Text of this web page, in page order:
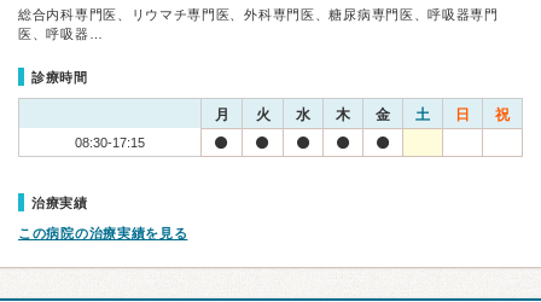
総合内科専門医、リウマチ専門医、外科専門医、糖尿病専門医、呼吸器専門
医、呼吸器…
診療時間
月 火 水 木 金 土 日 祝
08:30-17:15
治療実績
この病院の治療実績を見る